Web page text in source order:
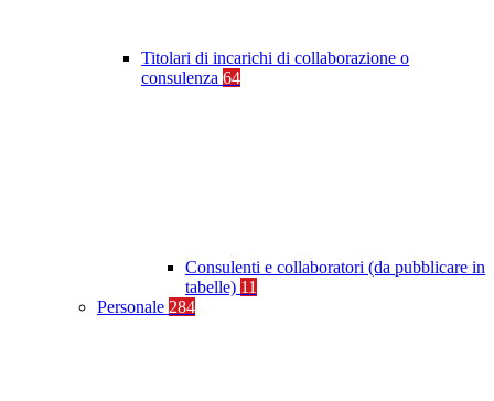
Titolari di incarichi di collaborazione o
consulenza 64
Consulenti e collaboratori (da pubblicare in
tabelle) 11
Personale 284